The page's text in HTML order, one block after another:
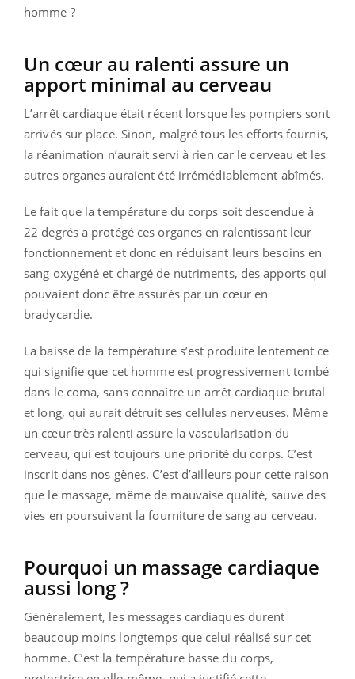
homme ?
Un cœur au ralenti assure un
apport minimal au cerveau
L’arrêt cardiaque était récent lorsque les pompiers sont
arrivés sur place. Sinon, malgré tous les efforts fournis,
la réanimation n’aurait servi à rien car le cerveau et les
autres organes auraient été irrémédiablement abîmés.
Le fait que la température du corps soit descendue à
22 degrés a protégé ces organes en ralentissant leur
fonctionnement et donc en réduisant leurs besoins en
sang oxygéné et chargé de nutriments, des apports qui
pouvaient donc être assurés par un cœur en
bradycardie.
La baisse de la température s’est produite lentement ce
qui signifie que cet homme est progressivement tombé
dans le coma, sans connaître un arrêt cardiaque brutal
et long, qui aurait détruit ses cellules nerveuses. Même
un cœur très ralenti assure la vascularisation du
cerveau, qui est toujours une priorité du corps. C’est
inscrit dans nos gènes. C’est d’ailleurs pour cette raison
que le massage, même de mauvaise qualité, sauve des
vies en poursuivant la fourniture de sang au cerveau.
Pourquoi un massage cardiaque
aussi long ?
Généralement, les messages cardiaques durent
beaucoup moins longtemps que celui réalisé sur cet
homme. C’est la température basse du corps,